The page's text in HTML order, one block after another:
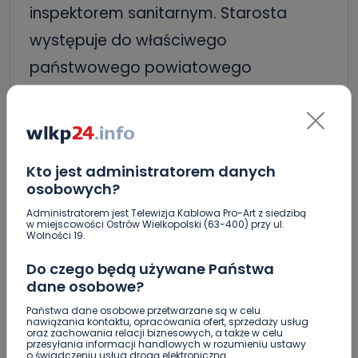
Kto jest administratorem danych
osobowych?
Administratorem jest Telewizja Kablowa Pro-Art z siedzibą
w miejscowości Ostrów Wielkopolski (63-400) przy ul.
Wolności 19.
Do czego będą używane Państwa
dane osobowe?
Państwa dane osobowe przetwarzane są w celu
nawiązania kontaktu, opracowania ofert, sprzedaży usług
oraz zachowania relacji biznesowych, a także w celu
przesyłania informacji handlowych w rozumieniu ustawy
o świadczeniu usług drogą elektroniczną.
inspektorem sanitarnym. Starosta
występuje do właściwego
państwowego powiatowego
wydanie, w drodze postanowienia,
opinii dotyczącej ich sprowadzenia.
Postanowienie państwowy powiatowy
inspektor sanitarny wydaje
niezwłocznie.
Wydanie zezwoleń następuje na
pisemny wniosek podmiotu
uprawnionego do pochówku. Starosta